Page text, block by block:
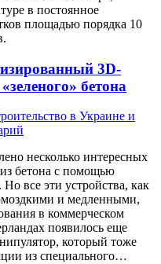
в постоянное
площадью порядка 10
3D-
бетона
в Украине и
несколько интересных
бетона с помощью
все эти устройства, как
и медленными,
в коммерческом
появилось еще
который тоже
из специального…